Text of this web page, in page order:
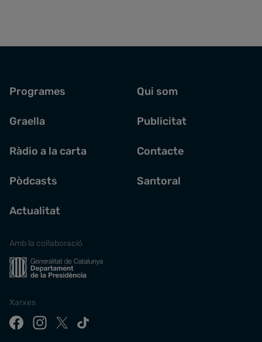
Programes
Graella
Ràdio a la carta
Pòdcasts
Actualitat
Qui som
Publicitat
Contacte
Santoral
Amb la col·laboració
Xarxes